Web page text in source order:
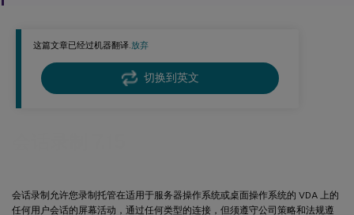
这篇文章已经过机器翻译.放弃
切换到英文
会话录制允许您录制托管在适用于服务器操作系统或桌面操作系统的 VDA 上的
任何用户会话的屏幕活动，通过任何类型的连接，但须遵守公司策略和法规遵